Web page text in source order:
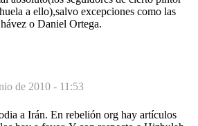
a ello),salvo excepciones como las
o Daniel Ortega.
de 2010 - 11:53
a Irán. En rebelión org hay artículos